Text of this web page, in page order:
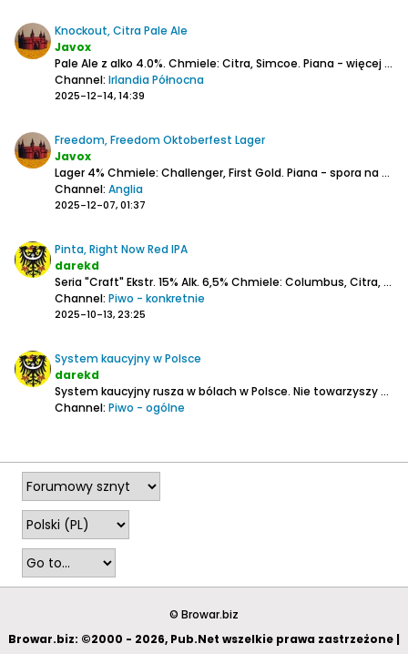
Knockout, Citra Pale Ale
Javox
Pale Ale z alko 4.0%. Chmiele: Citra, Simcoe. Piana - więcej na początku potem niepełna warstewka, grubsza obwódka.
Channel: Irlandia Północna
2025-12-14, 14:39
Freedom, Freedom Oktoberfest Lager
Javox
Lager 4% Chmiele: Challenger, First Gold. Piana - spora na początku potem obwódka.
Channel: Anglia
2025-12-07, 01:37
Pinta, Right Now Red IPA
darekd
Seria "Craft"Ekstr. 15% Alk. 6,5% Chmiele: Columbus, Citra, Amarillo
Channel: Piwo - konkretnie
2025-10-13, 23:25
System kaucyjny w Polsce
darekd
System kaucyjny rusza w bólach w Polsce. Nie towarzyszy ma szeroko zakrojona kampania informacyjna, natomiast już słychać o wielu wątpliwościach i niepewności ze strony m.in. mniejszych sklepów.
Channel: Piwo - ogólne
© Browar.biz
Browar.biz: ©2000 - 2026, Pub.Net wszelkie prawa zastrzeżone |